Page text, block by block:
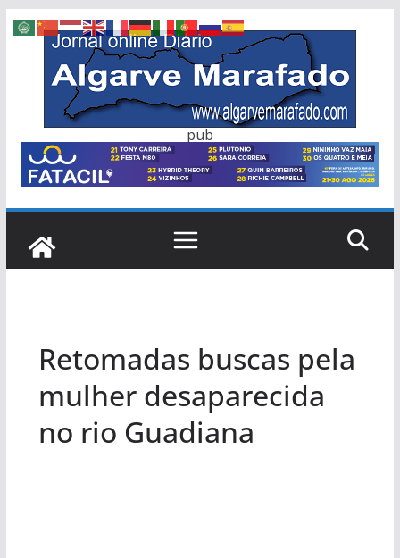
Skip
content
pub
Retomadas buscas pela
mulher desaparecida
no rio Guadiana